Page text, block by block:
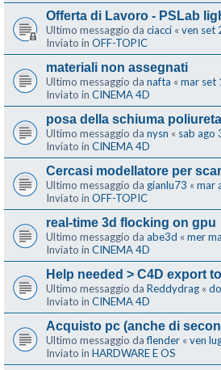
Offerta di Lavoro - PSLab
Ultimo messaggio da ciacci « ven set
Inviato in OFF-TOPIC
materiali non assegnati
Ultimo messaggio da nafta « mar set
Inviato in CINEMA 4D
posa della schiuma
Ultimo messaggio da nysn « sab ago
Inviato in CINEMA 4D
Cercasi modellatore per
Ultimo messaggio da gianlu73 « mar
Inviato in OFF-TOPIC
real-time 3d flocking on gpu
Ultimo messaggio da abe3d « mer
Inviato in CINEMA 4D
Help needed > C4D export
Ultimo messaggio da Reddydrag «
Inviato in CINEMA 4D
Acquisto pc (anche di
Ultimo messaggio daflender « ven
Inviato in HARDWARE E OS